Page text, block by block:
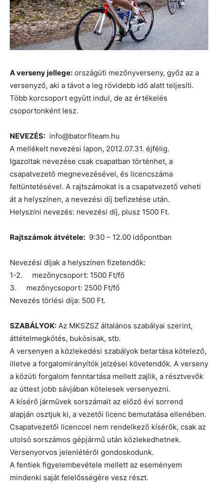
A verseny jellege: országúti mezőnyverseny, győz az a
versenyző, aki a távot a leg rövidebb idő alatt teljesíti.
Több korcsoport együtt indul, de az értékelés
csoportonként lesz.
NEVEZÉS: info@batorfiteam.hu
A mellékelt nevezési lapon, 2012.07.31. éjfélig.
Igazoltak nevezése csak csapatban történhet, a
csapatvezető megnevezésével, és licencszáma
feltüntetésével. A rajtszámokat is a csapatvezető veheti
át a helyszínen, a nevezési díj befizetése után.
Helyszíni nevezés: nevezési díj, plusz 1500 Ft.
Rajtszámok átvétele: 9:30 – 12.00 időpontban
Nevezési díjak a helyszínen fizetendők:
1-2. mezőnycsoport: 1500 Ft/fő
3. mezőnycsoport: 2500 Ft/fő
Nevezés törlési díja: 500 Ft.
SZABÁLYOK: Az MKSZSZ általános szabályai szerint,
áttételmegkötés, bukósisak, stb.
A versenyen a közlekedési szabályok betartása kötelező,
illetve a forgalomirányítók jelzései követendők. A verseny
a közúti forgalom fenntartása mellett zajlik, a résztvevők
az úttest jobb sávjában kötelesek versenyezni.
A kísérő járművek sorszámait az előző évi sorrend
alapján osztjuk ki, a vezetői licenc bemutatása ellenében.
Csapatvezetői licenccel nem rendelkező kísérők, csak az
utolsó sorszámos gépjármű után közlekedhetnek.
Versenyorvos jelenlétéről gondoskodunk.
A fentiek figyelembevétele mellett az eseményem
mindenki saját felelősségére vesz részt.